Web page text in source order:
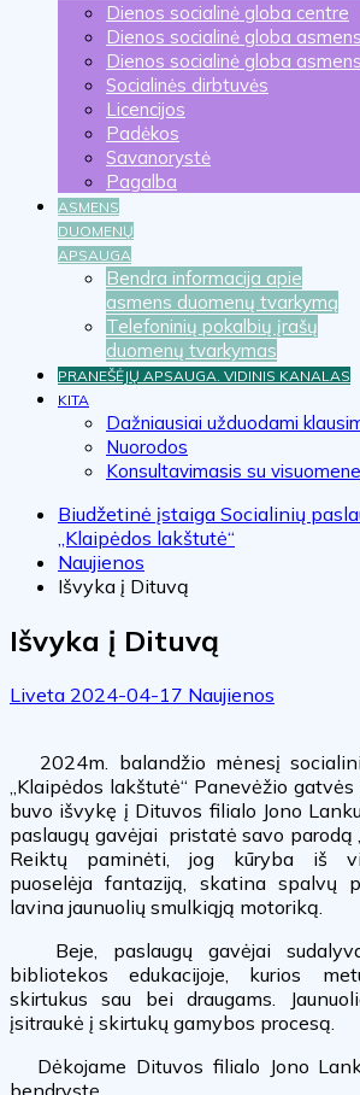
Dienos socialinė globa centre
Dienos socialinė globa
Dienos socialinė globa
Socialinės dirbtuvės
Licencijos
Padėkos
Savanorystė
Pagalba
ASMENS
DUOMENŲ
APSAUGA
Bendra informacija apie
asmens duomenų tvarkymą
Telefoninių pokalbių įrašų
duomenų tvarkymas
PRANEŠĖJŲ APSAUGA. VIDINIS KANALAS
KITA
Dažniausiai užduodami
Nuorodos
Konsultavimasis su visuomene
Biudžetinė įstaiga Socialinių
„Klaipėdos lakštutė“
Naujienos
Išvyka į Dituvą
Išvyka į Dituvą
Liveta 2024-04-17 Naujienos
2024m. balandžio mėnesį
„Klaipėdos lakštutė“ Panevėžio
buvo išvykę į Dituvos filialo Jono
paslaugų gavėjai pristatė savo parodą
Reiktų paminėti, jog kūryba iš
puoselėja fantaziją, skatina spalvų
lavina jaunuolių smulkiąją motoriką.
Beje, paslaugų gavėjai
bibliotekos edukacijoje, kurios
skirtukus sau bei draugams.
įsitraukė į skirtukų gamybos procesą.
Dėkojame Dituvos filialo Jono
bendrystę.